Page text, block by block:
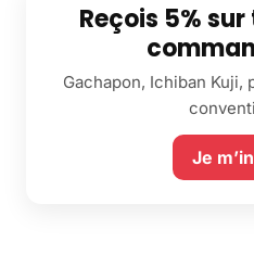
Reçois 5%
Gachapon, Ichiban Kuji,
Je